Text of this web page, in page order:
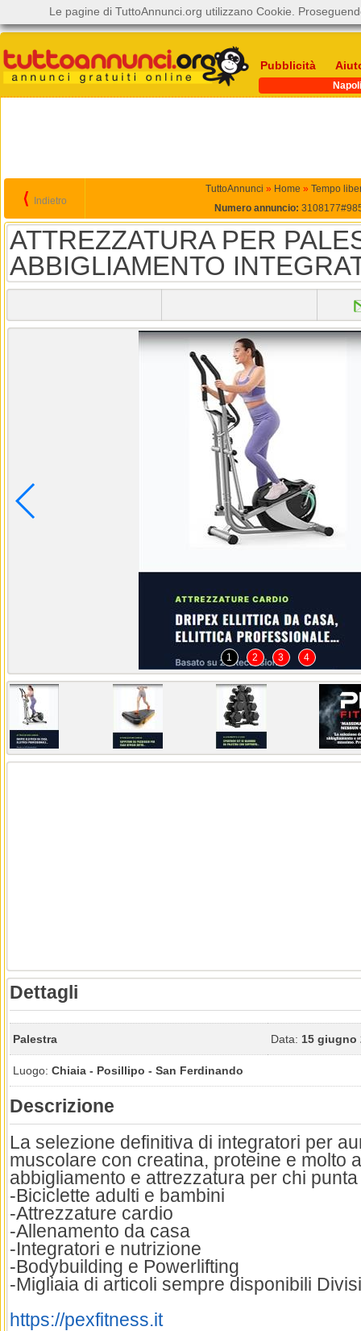
Pubblicità
Napoli
⟨ Indietro
TuttoAnnunci » Home » Tempo
Numero annuncio:
ATTREZZATURA PER
ABBIGLIAMENTO
1 2 3 4
Dettagli
Palestra Data: 15 giugno
Luogo: Chiaia - Posillipo - San Ferdinando
Descrizione
La selezione definitiva di integratori per
muscolare con creatina, proteine e molto
abbigliamento e attrezzatura per chi
-Biciclette adulti e bambini
-Attrezzature cardio
-Allenamento da casa
-Integratori e nutrizione
-Bodybuilding e Powerlifting
-Migliaia di articoli sempre disponibili
https://pexfitness.it
Le pagine di TuttoAnnunci.org utilizzano Cookie.